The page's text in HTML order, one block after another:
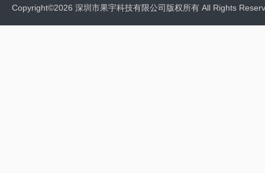
Copyright©2026 深圳市果宇科技有限公司版权所有 All Rights